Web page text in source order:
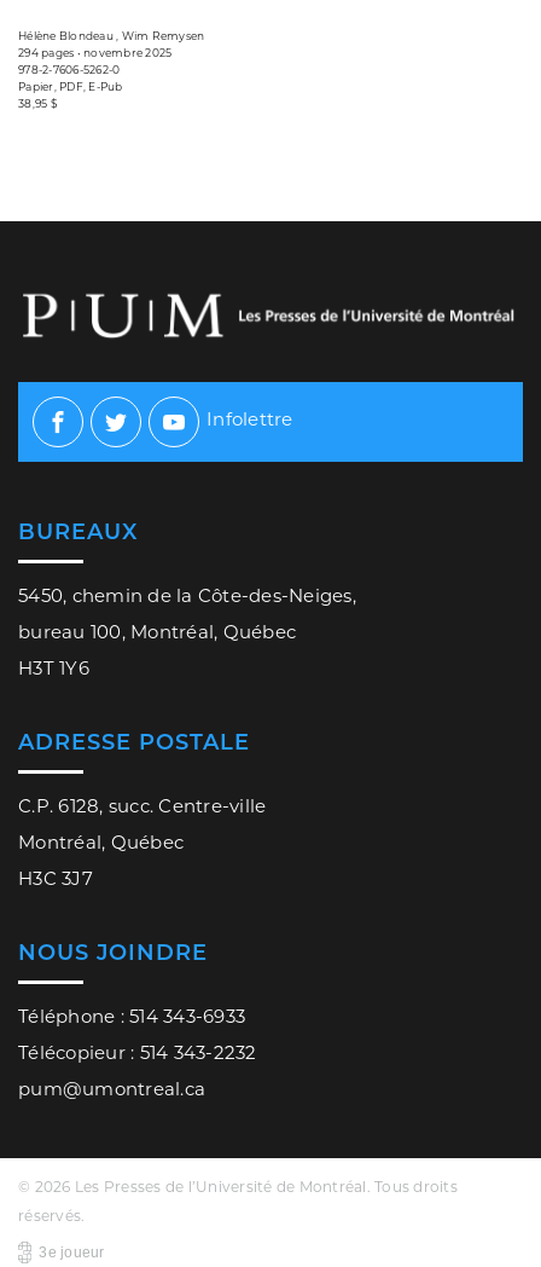
Hélène Blondeau , Wim Remysen
294 pages • novembre 2025
978-2-7606-5262-0
Papier, PDF, E-Pub
38,95 $
Facebook
TwitterYoutube
Infolettre
BUREAUX
5450, chemin de la Côte-des-Neiges,
bureau 100, Montréal, Québec
H3T 1Y6
ADRESSE POSTALE
C.P. 6128, succ. Centre-ville
Montréal, Québec
H3C 3J7
NOUS JOINDRE
Téléphone : 514 343-6933
Télécopieur : 514 343-2232
pum@umontreal.ca
© 2026 Les Presses de l’Université de Montréal. Tous droits
réservés.
3e joueur